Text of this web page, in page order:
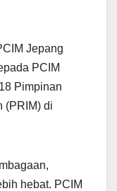
Jepang
PCIM
Pimpinan
(PRIM) di
hebat. PCIM